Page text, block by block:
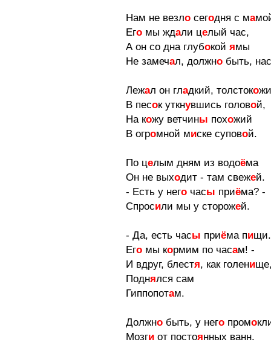
Нам не везло сегодня с ма
Его мы ждали целый час,
А он со дна глубокой ямы
Не замечал, должно быть,
Лежал он гладкий, толстоко
В песок уткнувшись головой,
На кожу ветчины похожий
В огромной миске суповой.
По целым дням из водоёма
Он не выходит - там свежей.
- Есть у него часы приёма? -
Спросили мы у сторожей.
- Да, есть часы приёма пищи.
Его мы кормим по часам! -
И вдруг, блестя, как голени
Поднялся сам
Гиппопотам.
Должно быть, у него промо
Мозги от постоянных ванн.